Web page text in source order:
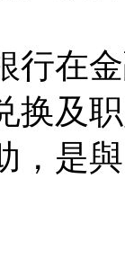
行在
换及
，是